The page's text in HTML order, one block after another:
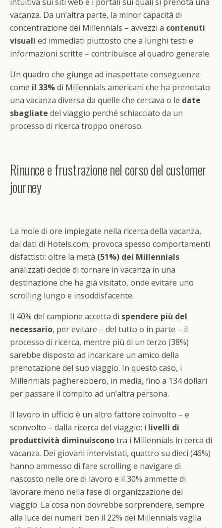
vacanza. Da un’altra parte, la minor capacità di
concentrazione dei Millennials – avvezzi a contenuti
visuali ed immediati piuttosto che a lunghi testi e
informazioni scritte – contribuisce al quadro generale.
Un quadro che giunge ad inaspettate conseguenze
come il 33%di Millennials americani che ha prenotato
una vacanza diversa da quelle che cercava o le date
sbagliate del viaggio perché schiacciato da un
processo di ricerca troppo oneroso.
Rinunce e frustrazione nel corso del customer
journey
La mole di ore impiegate nella ricerca della vacanza,
dai dati di Hotels.com, provoca spesso comportamenti
disfattisti: oltre la metà (51%) dei Millennials
analizzati decide di tornare in vacanza in una
destinazione che ha già visitato, onde evitare uno
scrolling lungo e insoddisfacente.
Il 40% del campione accetta di spendere più del
necessario, per evitare – del tutto o in parte – il
processo di ricerca, mentre più di un terzo (38%)
sarebbe disposto ad incaricare un amico della
prenotazione del suo viaggio. In questo caso, i
Millennials pagherebbero, in media, fino a 134 dollari
per passare il compito ad un’altra persona.
Il lavoro in ufficio è un altro fattore coinvolto – e
sconvolto – dalla ricerca del viaggio: i livelli di
produttività diminuisconotra i Millennials in cerca di
vacanza. Dei giovani intervistati, quattro su dieci (46%)
hanno ammesso di fare scrolling e navigare di
nascosto nelle ore di lavoro e il 30% ammette di
lavorare meno nella fase di organizzazione del
viaggio. La cosa non dovrebbe sorprendere, sempre
alla luce dei numeri: ben il 22% dei Millennials vaglia